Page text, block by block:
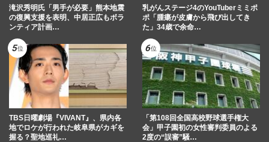
滝沢秀明氏「男手が必要」熊本地震
の復興支援を表明、中居正広もボラ
ンティア計画…
乳がんステージ4のYouTuberミミポ
ポ「腫瘍が皮膚から飛び出してき
た」34歳で余命…
TBS日曜劇場『VIVANT』、県内各
地でロケが行われた岐阜県がカギを
握る？聖地巡礼…
「第108回全国高校野球選手権大
会」甲子園初の女性審判委員のよる
2度の“誤審”騒…